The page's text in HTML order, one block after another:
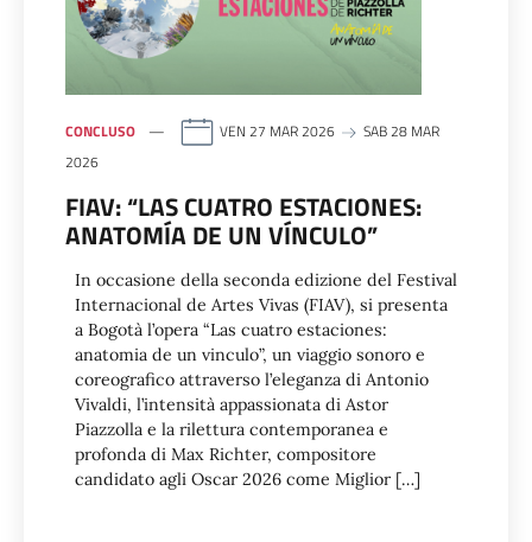
CONCLUSO VEN 27 MAR 2026
SAB 28 MAR
2026
FIAV: “LAS CUATRO ESTACIONES:
ANATOMÍA DE UN VÍNCULO”
In occasione della seconda edizione del Festival
Internacional de Artes Vivas (FIAV), si presenta
a Bogotà l’opera “Las cuatro estaciones:
anatomia de un vinculo”, un viaggio sonoro e
coreografico attraverso l’eleganza di Antonio
Vivaldi, l’intensità appassionata di Astor
Piazzolla e la rilettura contemporanea e
profonda di Max Richter, compositore
candidato agli Oscar 2026 come Miglior […]